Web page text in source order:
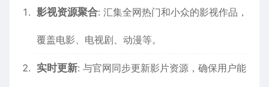
影视资源聚合: 汇集全网热门和小众的影视作品，
覆盖电影、电视剧、动漫等。
实时更新: 与官网同步更新影片资源，确保用户能